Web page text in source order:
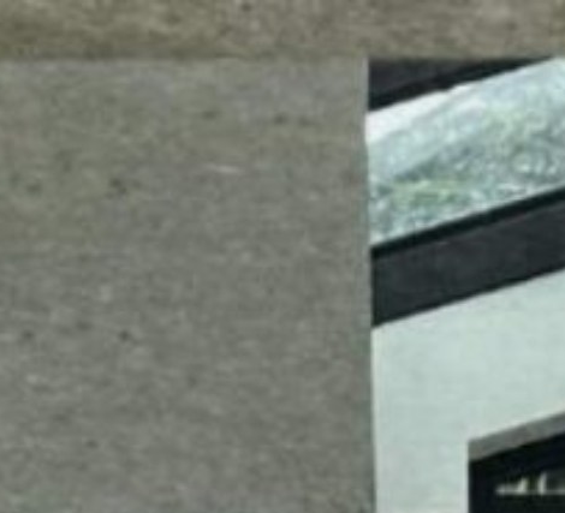
amazon shop
About me
Galehia
Voilà Beauté